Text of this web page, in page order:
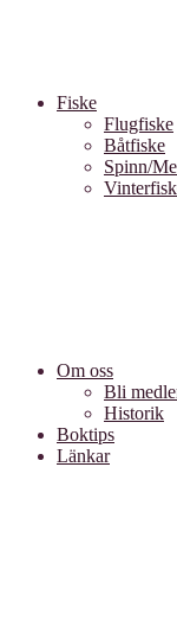
Fiske
Flugfiske
Båtfiske
Spinn/
Om oss
Bli
Historik
Boktips
Länkar